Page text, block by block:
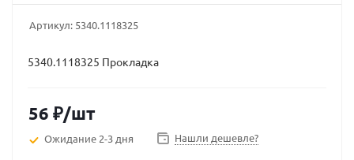
Артикул: 5340.1118325
5340.1118325 Прокладка
56 ₽/шт
Ожидание 2-3 дня Нашли дешевле?